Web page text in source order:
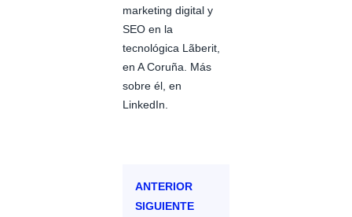
marketing digital y
SEO en la
tecnológica Lãberit,
en A Coruña. Más
sobre él, en
LinkedIn.
ANTERIOR
SIGUIENTE